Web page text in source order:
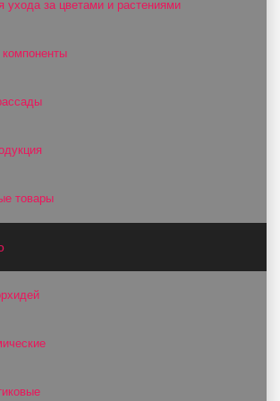
ухода за цветами и растениями
товары